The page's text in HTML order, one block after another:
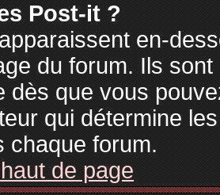
Post-it ?
en-
du forum. Ils
dès que vous
qui détermine
chaque forum.
de page